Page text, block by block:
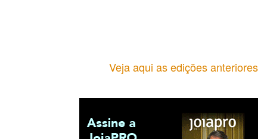
Veja aqui as edições anteriores